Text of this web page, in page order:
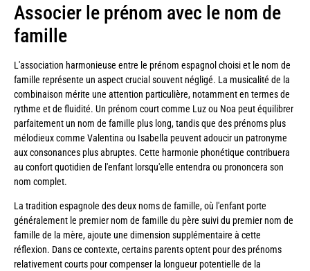
Associer le prénom avec le nom de
famille
L'association harmonieuse entre le prénom espagnol choisi et le nom de
famille représente un aspect crucial souvent négligé. La musicalité de la
combinaison mérite une attention particulière, notamment en termes de
rythme et de fluidité. Un prénom court comme Luz ou Noa peut équilibrer
parfaitement un nom de famille plus long, tandis que des prénoms plus
mélodieux comme Valentina ou Isabella peuvent adoucir un patronyme
aux consonances plus abruptes. Cette harmonie phonétique contribuera
au confort quotidien de l'enfant lorsqu'elle entendra ou prononcera son
nom complet.
La tradition espagnole des deux noms de famille, où l'enfant porte
généralement le premier nom de famille du père suivi du premier nom de
famille de la mère, ajoute une dimension supplémentaire à cette
réflexion. Dans ce contexte, certains parents optent pour des prénoms
relativement courts pour compenser la longueur potentielle de la